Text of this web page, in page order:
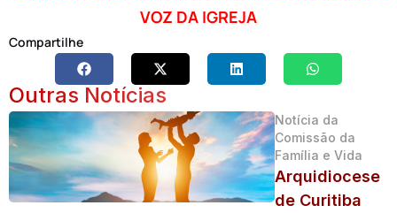
VOZ DA IGREJA
Compartilhe
Outras Notícias
Notícia da
Comissão da
Família e Vida
Arquidiocese
de Curitiba